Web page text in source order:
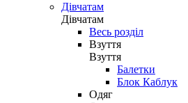
Дівчатам
Дівчатам
Весь розділ
Взуття
Взуття
Балетки
Блок Каблук
Одяг